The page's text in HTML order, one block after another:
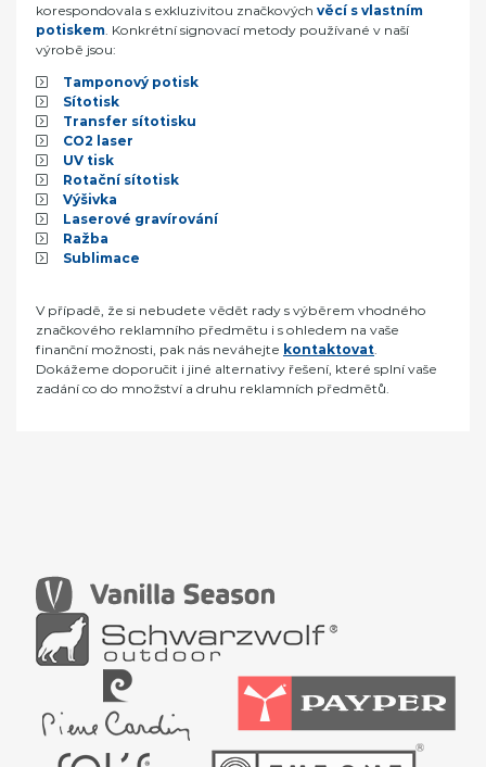
korespondovala s exkluzivitou značkových věcí s vlastním
potiskem . Konkrétní signovací metody používané v naší
výrobě jsou:
Tamponový potisk
Sítotisk
Transfer sítotisku
CO2 laser
UV tisk
Rotační sítotisk
Výšivka
Laserové gravírování
Ražba
Sublimace
V případě, že si nebudete vědět rady s výběrem vhodného
značkového reklamního předmětu i s ohledem na vaše
finanční možnosti, pak nás neváhejte kontaktovat
Dokážeme doporučit i jiné alternativy řešení, které splní vaše
zadání co do množství a druhu reklamních předmětů.